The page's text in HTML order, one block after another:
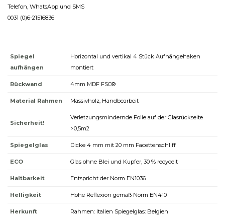
Telefon, WhatsApp und SMS
0031 (0)6-21516836
Spiegel
aufhängen
Horizontal und vertikal 4 Stück Aufhängehaken
montiert
Rückwand 4mm MDF FSC®
Material Rahmen Massivholz, Handbearbeit
Sicherheit!
Verletzungsmindernde Folie auf der Glasrückseite
>0,5m2
Spiegelglas Dicke 4 mm mit 20 mm Facettenschliff
ECO Glas ohne Blei und Kupfer, 30 % recycelt
Haltbarkeit Entspricht der Norm EN1036
Helligkeit Hohe Reflexion gemäß Norm EN410
Herkunft Rahmen: Italien Spiegelglas: Belgien